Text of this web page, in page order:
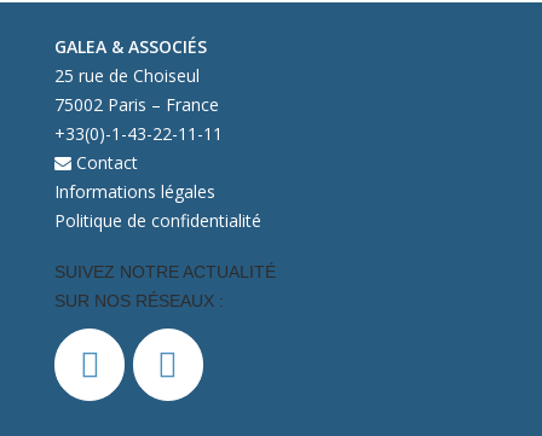
GALEA & ASSOCIÉS
25 rue de Choiseul
75002 Paris – France
+33(0)-1-43-22-11-11
Contact
Informations légales
Politique de confidentialité
SUIVEZ NOTRE ACTUALITÉ
SUR NOS RÉSEAUX :